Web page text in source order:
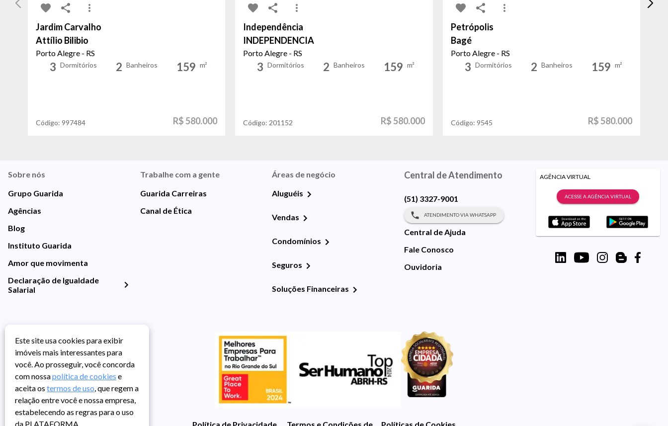
Jardim Carvalho
Attílio Bilibio
Porto Alegre - RS
3 Dormitórios 2 Banheiros 159 m²
Código: 997484 R$ 580.000
Independência
INDEPENDENCIA
Porto Alegre - RS
3 Dormitórios 2 Banheiros 159 m²
Código: 201152 R$ 580.000
Petrópolis
Bagé
Porto Alegre - RS
3 Dormitórios 2 Banheiros 159 m²
Código: 9545 R$ 580.000
Sobre nós
Grupo Guarida
Agências
Blog
Instituto Guarida
Amor que movimenta
Declaração de Igualdade
Salarial
Trabalhe com a gente
Guarida Carreiras
Canal de Ética
Áreas de negócio
Aluguéis
Vendas
Condomínios
Seguros
Soluções Financeiras
Central de Atendimento
(51) 3327-9001
ATENDIMENTO VIA WHATSAPP
Central de Ajuda
Fale Conosco
Ouvidoria
AGÊNCIA VIRTUAL
ACESSE A AGÊNCIA VIRTUAL
Política de Privacidade Termos e Condições de UsoPolíticas de Cookies
Este site usa cookies para exibir
imóveis mais interessantes para
você. Ao prosseguir, você concorda
com nossapolítica de cookies e
aceita os termos de uso, que regem a
relação entre você e nossa empresa,
estabelecendo as regras para o uso
da PLATAFORMA.